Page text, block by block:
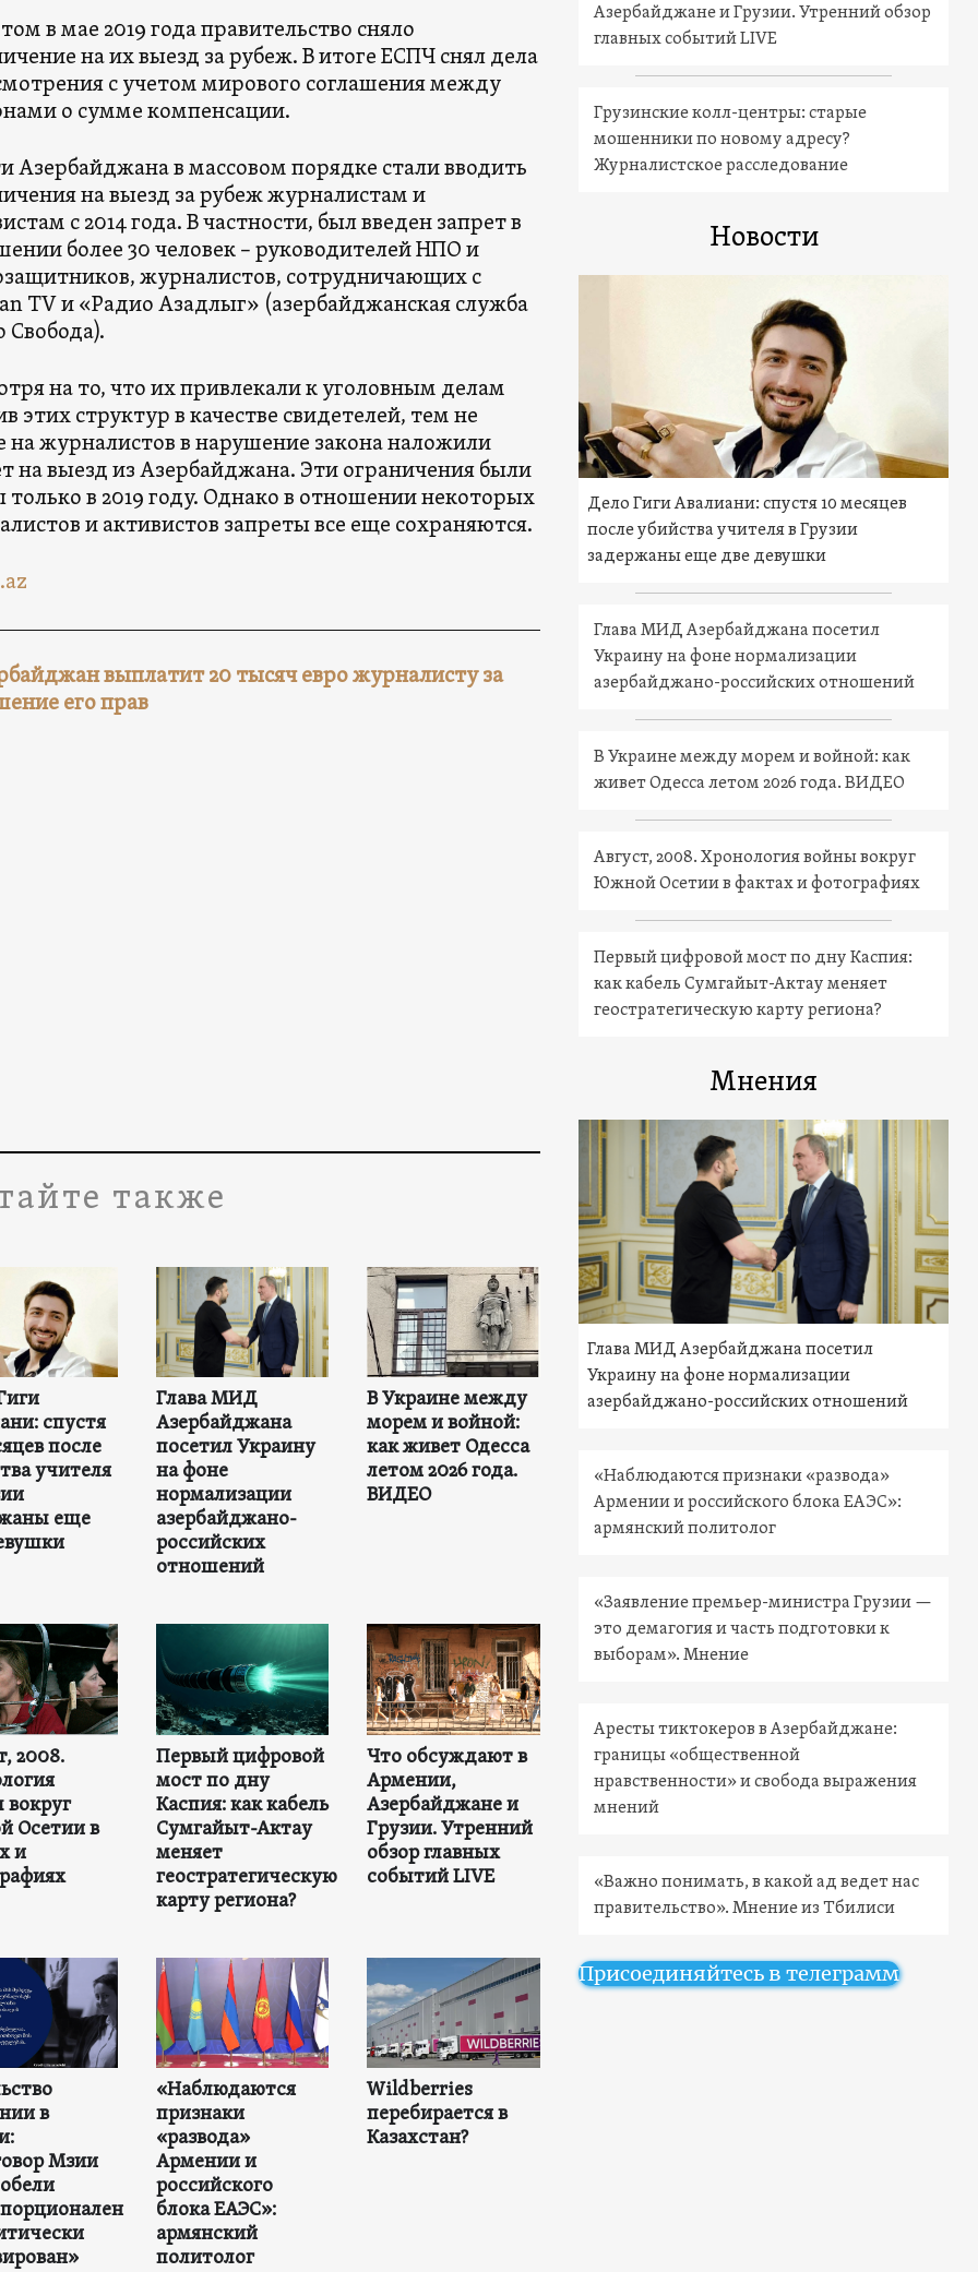
в мае 2019 года правительство сняло
на их выезд за рубеж. В итоге ЕСПЧ снял дела
с учетом мирового соглашения между
о сумме компенсации.
Азербайджана в массовом порядке стали вводить
на выезд за рубеж журналистам и
с 2014 года. В частности, был введен запрет в
более 30 человек – руководителей НПО и
журналистов, сотрудничающих с
TV и «Радио Азадлыг» (азербайджанская служба
Свобода).
на то, что их привлекали к уголовным делам
этих структур в качестве свидетелей, тем не
на журналистов в нарушение закона наложили
на выезд из Азербайджана. Эти ограничения были
только в 2019 году. Однако в отношении некоторых
и активистов запреты все еще сохраняются.
выплатит 20 тысяч евро журналисту за
его прав
также
спустя
после
учителя
еще
Глава МИД
Азербайджана
посетил Украину
на фоне
нормализации
азербайджано-
российских
отношений
В Украине между
морем и войной:
как живет Одесса
летом 2026 года.
ВИДЕО
2008.
Осетии в
и
Первый цифровой
мост по дну
Каспия: как кабель
Сумгайыт-Актау
меняет
геостратегическую
карту региона?
Что обсуждают в
Армении,
Азербайджане и
Грузии. Утренний
обзор главных
событий LIVE
в
Мзии
«Наблюдаются
признаки
«развода»
Армении и
российского
блока ЕАЭС»:
армянский
политолог
Wildberries
перебирается в
Казахстан?
Азербайджане и Грузии. Утренний обзор
главных событий LIVE
Грузинские колл-центры: старые
мошенники по новому адресу?
Журналистское расследование
Новости
Дело Гиги Авалиани: спустя 10 месяцев
после убийства учителя в Грузии
задержаны еще две девушки
Глава МИД Азербайджана посетил
Украину на фоне нормализации
азербайджано-российских отношений
В Украине между морем и войной: как
живет Одесса летом 2026 года. ВИДЕО
Август, 2008. Хронология войны вокруг
Южной Осетии в фактах и фотографиях
Первый цифровой мост по дну Каспия:
как кабель Сумгайыт-Актау меняет
геостратегическую карту региона?
Мнения
Глава МИД Азербайджана посетил
Украину на фоне нормализации
азербайджано-российских отношений
«Наблюдаются признаки «развода»
Армении и российского блока ЕАЭС»:
армянский политолог
«Заявление премьер-министра Грузии —
это демагогия и часть подготовки к
выборам». Мнение
Аресты тиктокеров в Азербайджане:
границы «общественной
нравственности» и свобода выражения
мнений
«Важно понимать, в какой ад ведет нас
правительство». Мнение из Тбилиси
Присоединяйтесь в телеграмм